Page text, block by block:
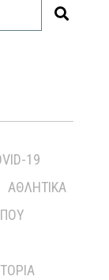
19
ΑΘΛΗΤΙΚΆ